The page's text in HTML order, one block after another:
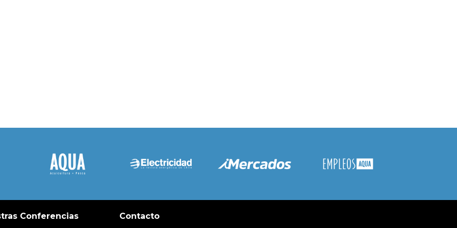
Conferencias Contacto